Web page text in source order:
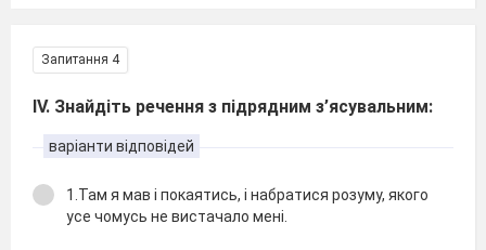
Запитання 4
ІV. Знайдіть речення з підрядним з’ясувальним:
варіанти відповідей
1.Там я мав i покаятись, i набратися розуму, якого
усе чомусь не вистачало менi.